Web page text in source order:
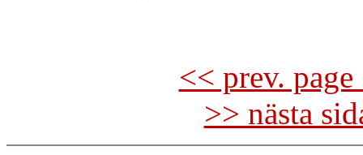
<< prev.
>> nästa